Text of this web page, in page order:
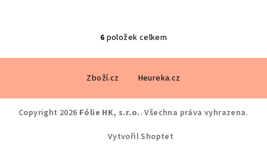
O
v
á
d
a
í
6 položek celkem
p
Zboží.cz Heureka.cz
Copyright 2026 Fólie HK, s.r.o.. Všechna práva vyhrazena.
Vytvořil Shoptet